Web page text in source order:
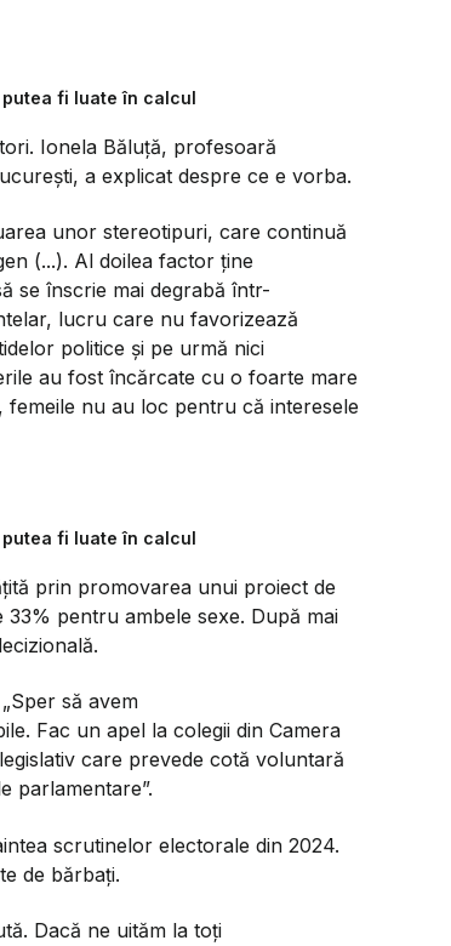
fi luate în calcul
Ionela Băluță, profesoară
a explicat despre ce e vorba.
unor stereotipuri, care continuă
(...). Al doilea factor ține
se înscrie mai degrabă într-
lucru care nu favorizează
politice și pe urmă nici
au fost încărcate cu o foarte mare
nu au loc pentru că interesele
fi luate în calcul
prin promovarea unui proiect de
pentru ambele sexe. După mai
să avem
Fac un apel la colegii din Camera
care prevede cotă voluntară
parlamentare”.
scrutinelor electorale din 2024.
de bărbați.
Dacă ne uităm la toți